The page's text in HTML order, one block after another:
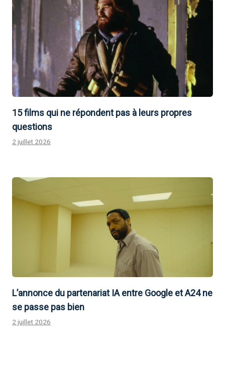
15 films qui ne répondent pas à leurs propres
questions
2 juillet 2026
L’annonce du partenariat IA entre Google et A24 ne
se passe pas bien
2 juillet 2026